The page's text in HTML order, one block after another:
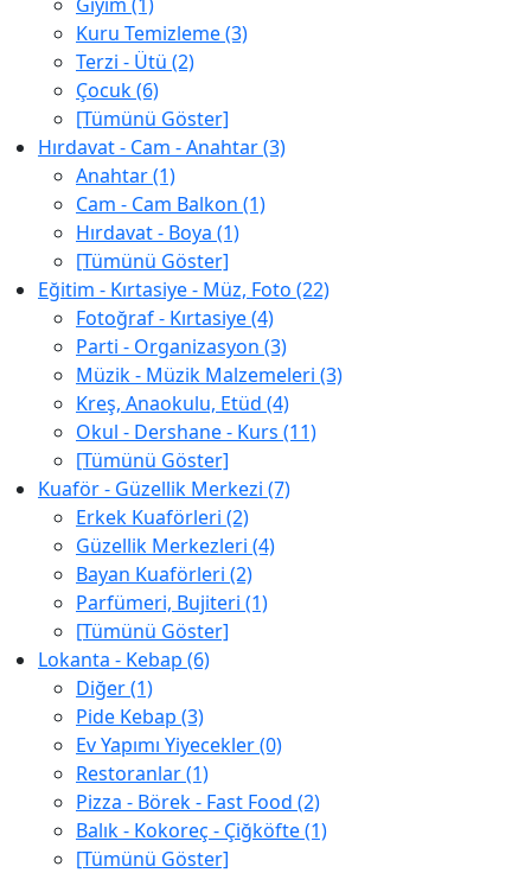
Kuru Temizleme (3)
Terzi - Ütü (2)
Çocuk (6)
[Tümünü Göster]
Hırdavat - Cam - Anahtar (3)
Anahtar (1)
Cam - Cam Balkon (1)
Hırdavat - Boya (1)
[Tümünü Göster]
Eğitim - Kırtasiye - Müz, Foto (22)
Fotoğraf - Kırtasiye (4)
Parti - Organizasyon (3)
Müzik - Müzik Malzemeleri (3)
Kreş, Anaokulu, Etüd (4)
Okul - Dershane - Kurs (11)
[Tümünü Göster]
Kuaför - Güzellik Merkezi (7)
Erkek Kuaförleri (2)
Güzellik Merkezleri (4)
Bayan Kuaförleri (2)
Parfümeri, Bujiteri (1)
[Tümünü Göster]
Lokanta - Kebap (6)
Diğer (1)
Pide Kebap (3)
Ev Yapımı Yiyecekler (0)
Restoranlar (1)
Pizza - Börek - Fast Food (2)
Balık - Kokoreç - Çiğköfte (1)
[Tümünü Göster]